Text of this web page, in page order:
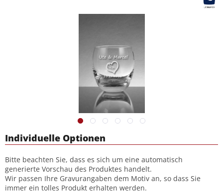
Individuelle Optionen
Bitte beachten Sie, dass es sich um eine automatisch
generierte Vorschau des Produktes handelt.
Wir passen Ihre Gravurangaben dem Motiv an, so dass Sie
immer ein tolles Produkt erhalten werden.